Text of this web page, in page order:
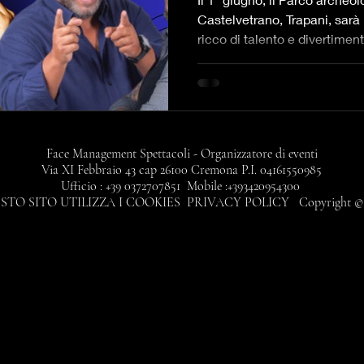
Castelvetrano, Trapani,
ricco di talento e
Face Management Spettacoli - Organizzatore di eventi
Via XI Febbraio 43 cap 26100 Cremona P.I. 04161550985
Ufficio : +39 0372707851 Mobile :+393420954300
SITO UTILIZZA I COOKIES PRIVACY POLICY Copyright ©